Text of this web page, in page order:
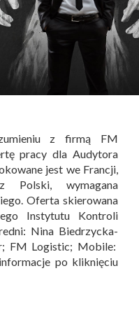
z firmą FM
pracy dla Audytora
jest we Francji,
Polski, wymagana
Oferta skierowana
Instytutu Kontroli
Nina Biedrzycka-
FM Logistic; Mobile:
po kliknięciu